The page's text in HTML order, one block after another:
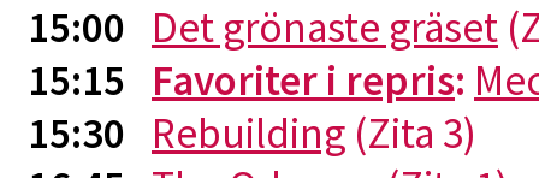
15:00 Det grönaste gräset
15:15 Favoriter i repris:
15:30 Rebuilding (Zita 3)